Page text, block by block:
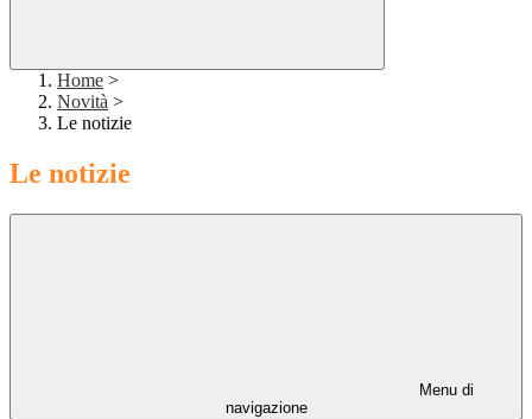
Home >
Novità >
Le notizie
Le notizie
Menu di
navigazione